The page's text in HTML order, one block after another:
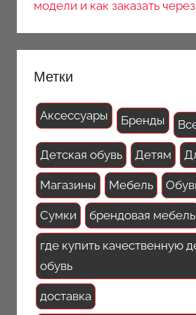
модели и как заказать
Метки
Аксессуары Бренды
Детская обувь Детям
Магазины Мебель
Сумки брендовая мебель
где купить качественную
обувь
доставка